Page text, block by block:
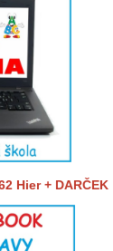
Hier + DARČEK